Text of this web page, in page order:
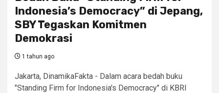
Indonesia’s Democracy” di Jepang,
SBY Tegaskan Komitmen
Demokrasi
1 tahun ago
Jakarta, DinamikaFakta - Dalam acara bedah buku
"Standing Firm for Indonesia's Democracy" di KBRI